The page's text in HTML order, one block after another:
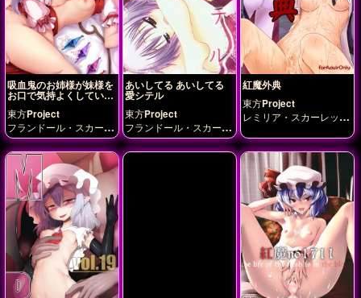
吸血鬼のお姉様が妹様を
お口で気持よくしていた
ら…♡
東方Project
フランドール・スカーレ
ット レミリア・スカー
レット
あいしてる あいしてる
愛シテル
東方Project
フランドール・スカーレ
ット レミリア・スカー
レット
紅魔外典
東方Project
レミリア・スカーレッ